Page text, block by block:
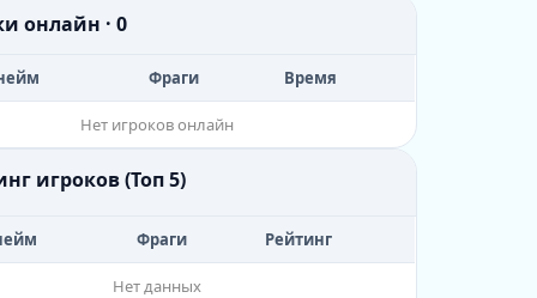
онлайн · 0
Фраги Время
Нет игроков онлайн
игроков (Топ 5)
Фраги Рейтинг
Нет данных